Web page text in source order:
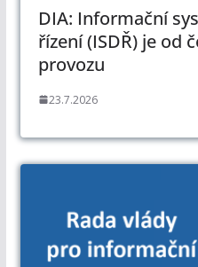
DIA: Informační
řízení (ISDŘ) je od
provozu
23.7.2026